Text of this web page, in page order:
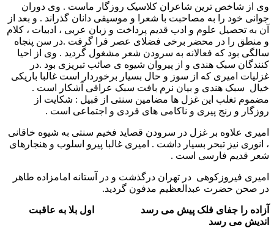
وی از شاخص ترین شاعران کلاسیک روزگار ماست . وی دوران
جوانی خود را به مصاحبت با شعرا و موسیقی دانان گذراند . و بعد از
آن به تحصیل علوم و ادب قدیم پرداخت و زبان عربی ، ادبیات ، کلام
و منطق را در محضر برخی فضلای عصر فرا گرفت .در سن پنجاه
سالگی بود که فعالانه به سرودن شعر مشغول گردید . وی از احیا
کنندگان سبک هندی و از پیروان شیوه ی صائب تبریزی بود .در
غزلیات امیری که از سوز و حال بسیار برخوردار است غالبا باریکی
خیال سبک هندی و بیان نرم بافت سبک عراقی آشکار است .
مضموم تغلب این غزل ها مضامین سنتی از قبیل : شکایت از
روزگار و رنج پیری و ناکامی های فردی و اجتماعی است .
امیری علاوه بر غزل در سرودن قصاید فخیم سنتی به شیوه خاقانی
، انوری نیز تبحر بسیار داشت . امیری غالبا پیرو اسلوب و هنجارهای
شعر قدیم فارسی است .
امیری فیروزکوهی در تهران درگذشت و در آستانه امامزاده طاهر
در صحن حضرت عبدالعظیم مدفون گردید.
آزاده را جفای فلک پیش می رسد اول بلا به عاقبت
اندیش می رسد